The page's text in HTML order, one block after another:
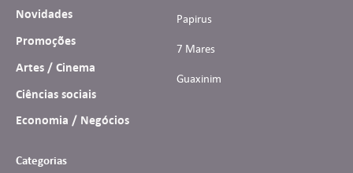
Novidades
Promoções
Artes / Cinema
Ciências sociais
Economia / Negócios
Papirus
7 Mares
Guaxinim
Categorias